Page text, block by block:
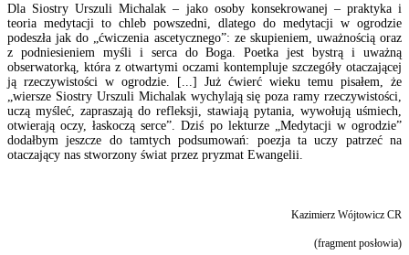
Dla Siostry Urszuli Michalak – jako osoby konsekrowanej – praktyka i
teoria medytacji to chleb powszedni, dlatego do medytacji w ogrodzie
podeszła jak do „ćwiczenia ascetycznego”: ze skupieniem, uważnością oraz
z podniesieniem myśli i serca do Boga. Poetka jest bystrą i uważną
obserwatorką, która z otwartymi oczami kontempluje szczegóły otaczającej
ją rzeczywistości w ogrodzie. [...] Już ćwierć wieku temu pisałem, że
„wiersze Siostry Urszuli Michalak wychylają się poza ramy rzeczywistości,
uczą myśleć, zapraszają do refleksji, stawiają pytania, wywołują uśmiech,
otwierają oczy, łaskoczą serce”. Dziś po lekturze „Medytacji w ogrodzie”
dodałbym jeszcze do tamtych podsumowań: poezja ta uczy patrzeć na
otaczający nas stworzony świat przez pryzmat Ewangelii.
Kazimierz Wójtowicz CR
(fragment posłowia)